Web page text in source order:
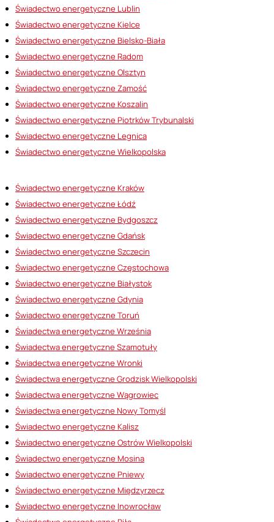
Świadectwo energetyczne Lublin
Świadectwo energetyczne Kielce
Świadectwo energetyczne Bielsko-Biała
Świadectwo energetyczne Radom
Świadectwo energetyczne Olsztyn
Świadectwo energetyczne Zamość
Świadectwo energetyczne Koszalin
Świadectwo energetyczne Piotrków Trybunalski
Świadectwo energetyczne Legnica
Świadectwo energetyczne Wielkopolska
Świadectwo energetyczne Kraków
Świadectwo energetyczne Łódź
Świadectwo energetyczne Bydgoszcz
Świadectwo energetyczne Gdańsk
Świadectwo energetyczne Szczecin
Świadectwo energetyczne Częstochowa
Świadectwo energetyczne Białystok
Świadectwo energetyczne Gdynia
Świadectwo energetyczne Toruń
Świadectwa energetyczne Września
Świadectwa energetyczne Szamotuły
Świadectwa energetyczne Wronki
Świadectwa energetyczne Grodzisk Wielkopolski
Świadectwa energetyczne Wągrowiec
Świadectwa energetyczne Nowy Tomyśl
Świadectwo energetyczne Kalisz
Świadectwo energetyczne Ostrów Wielkopolski
Świadectwo energetyczne Mosina
Świadectwo energetyczne Pniewy
Świadectwo energetyczne Międzyrzecz
Świadectwo energetyczne Inowrocław